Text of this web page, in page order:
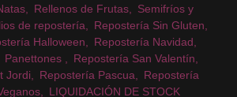
Rellenos de Frutas
Semifríos y
de repostería
Repostería Sin Gluten
Halloween
Repostería Navidad
Panettones
Repostería San Valentín
Jordi
Repostería Pascua
Repostería
LIQUIDACIÓN DE STOCK